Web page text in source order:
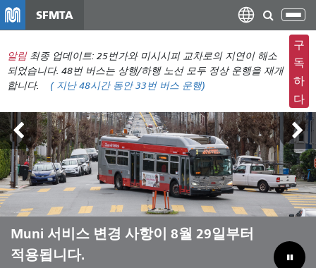
텐
츠
로
건
너
뛰
기
SFMTA
탐
색
메
뉴
전
환
알림 최종 업데이트: 25번가와 미시시피 교차로의 지연이 해소
되었습니다. 48번 버스는 상행/하행 노선 모두 정상 운행을 재개
합니다.
( 지난 48시간 동안33번 버스 운행)
구
독
하
다
아웃사이드 랜즈 8월 7일~9일
Muni 서비스 변경 사항이 8월 29일부터
적용됩니다.
Muni와 함께 여름을 보내세요
Muni를 살리기 위해 예산 부족분을 메
우기